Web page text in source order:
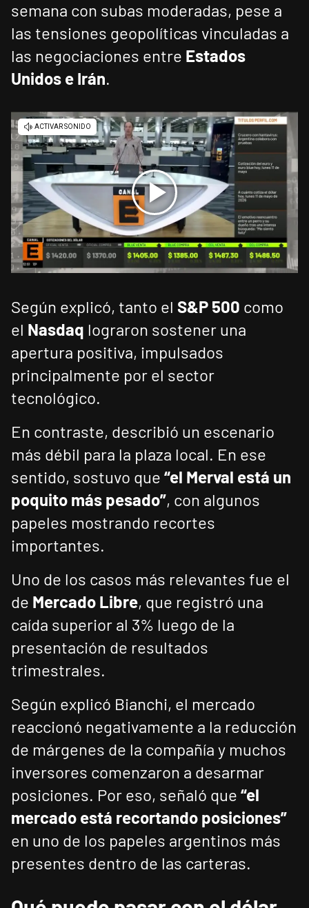
semana con subas moderadas, pese a
las tensiones geopolíticas vinculadas a
las negociaciones entre Estados
Unidos e Irán.
Según explicó, tanto el S&P 500 como
el Nasdaq lograron sostener una
apertura positiva, impulsados
principalmente por el sector
tecnológico.
En contraste, describió un escenario
más débil para la plaza local. En ese
sentido, sostuvo que “el Merval está un
poquito más pesado”, con algunos
papeles mostrando recortes
importantes.
Uno de los casos más relevantes fue el
de Mercado Libre, que registró una
caída superior al 3% luego de la
presentación de resultados
trimestrales.
Según explicó Bianchi, el mercado
reaccionó negativamente a la reducción
de márgenes de la compañía y muchos
inversores comenzaron a desarmar
posiciones. Por eso, señaló que “el
mercado está recortando posiciones”
en uno de los papeles argentinos más
presentes dentro de las carteras.